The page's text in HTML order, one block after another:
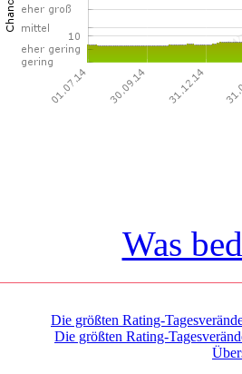
Was
Die größten Rating-
Die größten Rating-